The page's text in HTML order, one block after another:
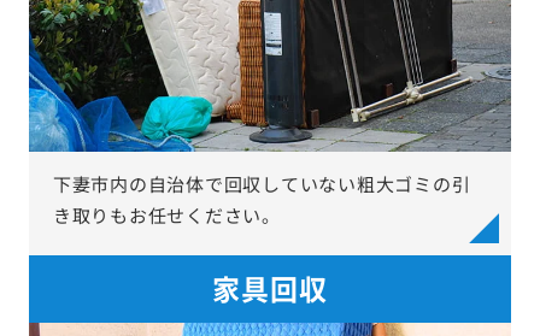
下妻市内の自治体で回収していない粗大ゴミの引
き取りもお任せください。
家具回収